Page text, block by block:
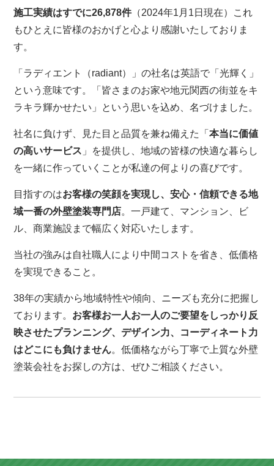
施工実績はすでに26,878件（2024年1月1日現在）これ
もひとえに皆様のおかげと心より感謝いたしておりま
す。
「ラディエント（radiant）」の社名は英語で「光輝く」
という意味です。「皆さまのお家や地元関西の街並をキ
ラキラ輝かせたい」という思いを込め、名づけました。
社名に負けず、見た目と品質を兼ね備えた「本当に価値
の高いサービス 」を提供し、地域の皆様の快適な暮らし
を一緒に作っていくことが私達の何よりの喜びです。
目指すのはお客様の笑顔を実現し、安心・信頼できる地
域一番の外壁塗装専門店。一戸建て、マンション、ビ
ル、商業施設まで幅広く対応いたします。
当社の強みは自社職人により中間コストを省き、低価格
を実現できること。
38年の実績から地域特性や傾向、ニーズも充分に把握し
ております。 お客様お一人お一人のご要望をしっかり反
映させたプランニング、デザイン力、コーディネート力
はどこにも負けません。低価格ながら丁寧で上質な外壁
塗装会社をお探しの方は、ぜひご相談ください。